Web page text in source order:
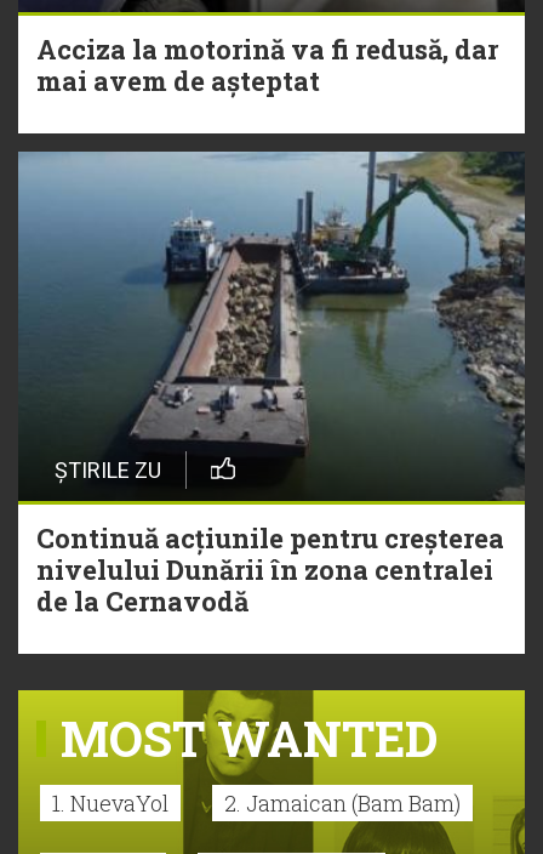
Acciza la motorină va fi redusă, dar
mai avem de așteptat
ȘTIRILE ZU
Continuă acțiunile pentru creșterea
nivelului Dunării în zona centralei
de la Cernavodă
MOST WANTED
1. NuevaYol 2. Jamaican (Bam Bam)